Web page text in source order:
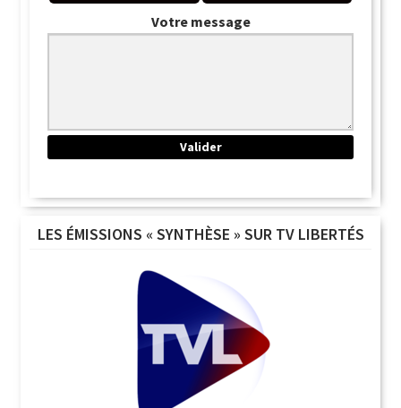
Votre message
LES ÉMISSIONS « SYNTHÈSE » SUR TV LIBERTÉS